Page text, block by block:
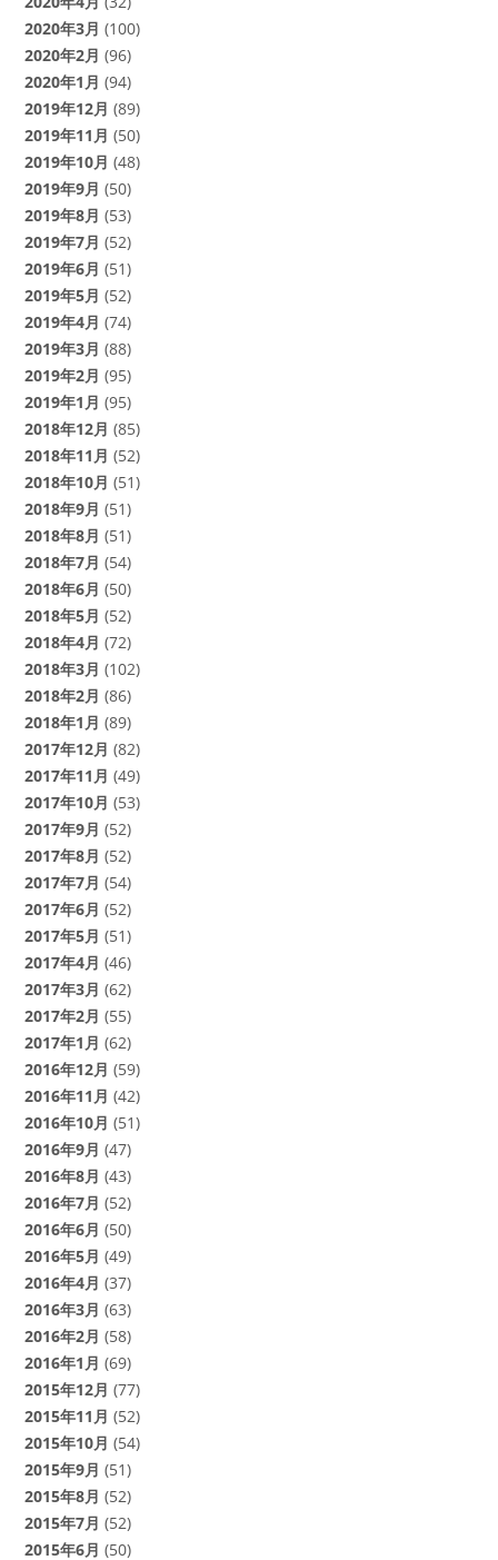
2020年3月 (100)
2020年2月 (96)
2020年1月 (94)
2019年12月 (89)
2019年11月 (50)
2019年10月 (48)
2019年9月 (50)
2019年8月 (53)
2019年7月 (52)
2019年6月 (51)
2019年5月 (52)
2019年4月 (74)
2019年3月 (88)
2019年2月 (95)
2019年1月 (95)
2018年12月 (85)
2018年11月 (52)
2018年10月 (51)
2018年9月 (51)
2018年8月 (51)
2018年7月 (54)
2018年6月 (50)
2018年5月 (52)
2018年4月 (72)
2018年3月 (102)
2018年2月 (86)
2018年1月 (89)
2017年12月 (82)
2017年11月 (49)
2017年10月 (53)
2017年9月 (52)
2017年8月 (52)
2017年7月 (54)
2017年6月 (52)
2017年5月 (51)
2017年4月 (46)
2017年3月 (62)
2017年2月 (55)
2017年1月 (62)
2016年12月 (59)
2016年11月 (42)
2016年10月 (51)
2016年9月 (47)
2016年8月 (43)
2016年7月 (52)
2016年6月 (50)
2016年5月 (49)
2016年4月 (37)
2016年3月 (63)
2016年2月 (58)
2016年1月 (69)
2015年12月 (77)
2015年11月 (52)
2015年10月 (54)
2015年9月 (51)
2015年8月 (52)
2015年7月 (52)
2015年6月 (50)